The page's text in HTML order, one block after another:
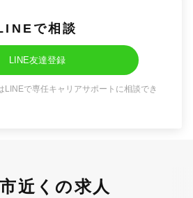
で相談
LINE友達登録
LINEで専任キャリアサポートに相談でき
近くの求人